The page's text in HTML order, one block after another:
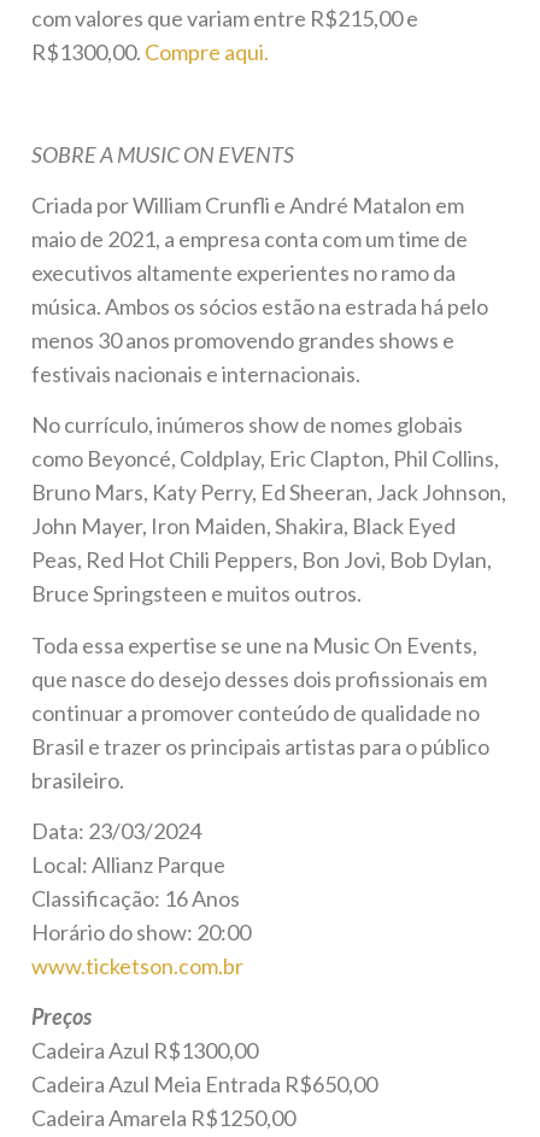
com valores que variam entre R$215,00 e
R$1300,00. Compre aqui.
SOBRE A MUSIC ON EVENTS
Criada por William Crunfli e André Matalon em
maio de 2021, a empresa conta com um time de
executivos altamente experientes no ramo da
música. Ambos os sócios estão na estrada há pelo
menos 30 anos promovendo grandes shows e
festivais nacionais e internacionais.
No currículo, inúmeros show de nomes globais
como Beyoncé, Coldplay, Eric Clapton, Phil Collins,
Bruno Mars, Katy Perry, Ed Sheeran, Jack Johnson,
John Mayer, Iron Maiden, Shakira, Black Eyed
Peas, Red Hot Chili Peppers, Bon Jovi, Bob Dylan,
Bruce Springsteen e muitos outros.
Toda essa expertise se une na Music On Events,
que nasce do desejo desses dois profissionais em
continuar a promover conteúdo de qualidade no
Brasil e trazer os principais artistas para o público
brasileiro.
Data: 23/03/2024
Local: Allianz Parque
Classificação: 16 Anos
Horário do show: 20:00
www.ticketson.com.br
Preços
Cadeira Azul R$1300,00
Cadeira Azul Meia Entrada R$650,00
Cadeira Amarela R$1250,00